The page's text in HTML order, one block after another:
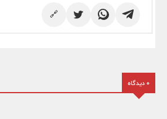
🔗
0 دیدگاه